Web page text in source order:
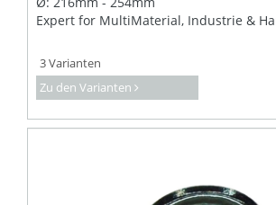
Expert for MultiMaterial, Industrie &
3 Varianten
Zu den Varianten